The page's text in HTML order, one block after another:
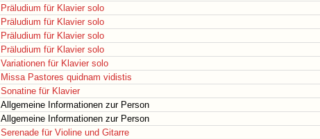
Präludium für Klavier solo
Präludium für Klavier solo
Präludium für Klavier solo
Präludium für Klavier solo
Variationen für Klavier solo
Missa Pastores quidnam vidistis
Sonatine für Klavier
Allgemeine Informationen zur Person
Allgemeine Informationen zur Person
Serenade für Violine und Gitarre